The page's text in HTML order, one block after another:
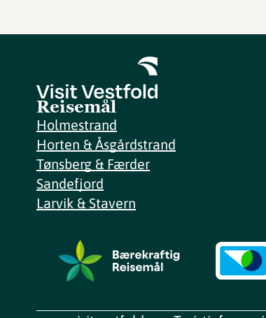
Reisemål
Holmestrand
Horten & Åsgårdstrand
Tønsberg & Færder
Sandefjord
Larvik & Stavern